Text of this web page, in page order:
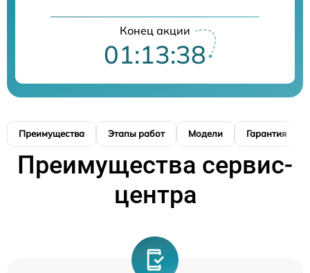
Конец акции
01:13:37
Преимущества Этапы работ Модели Гарантия
Преимущества сервис-
центра